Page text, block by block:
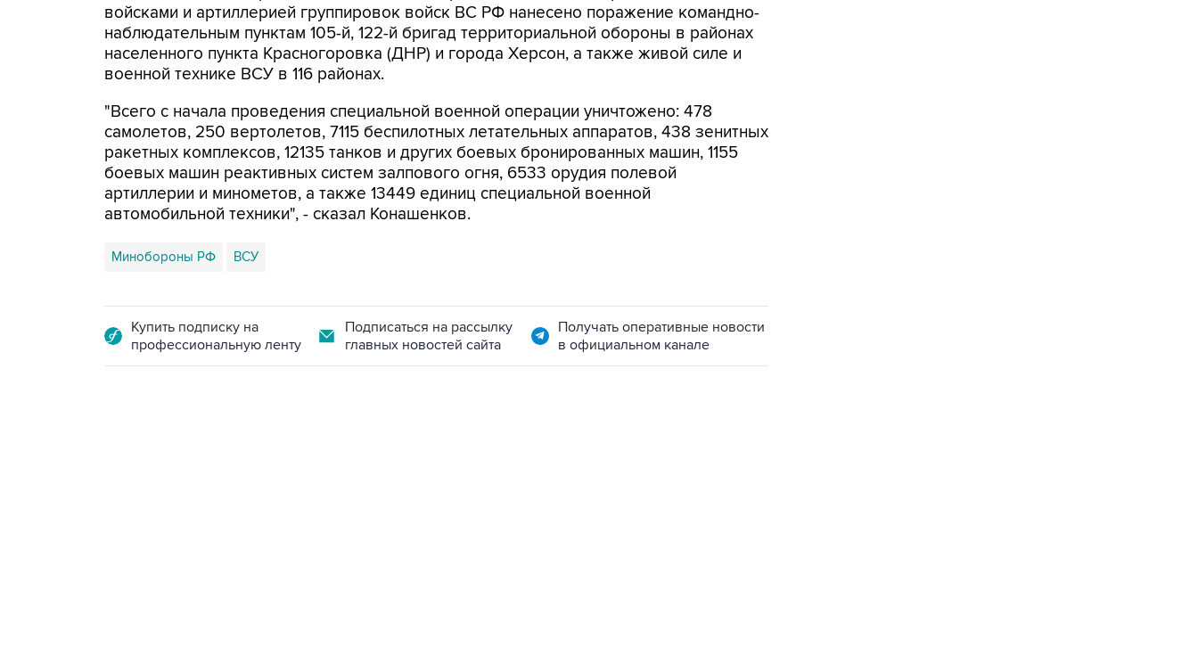
войсками и артиллерией группировок войск ВС РФ нанесено поражение командно-
наблюдательным пунктам 105-й, 122-й бригад территориальной обороны в районах
населенного пункта Красногоровка (ДНР) и города Херсон, а также живой силе и
военной технике ВСУ в 116 районах.
"Всего с начала проведения специальной военной операции уничтожено: 478
самолетов, 250 вертолетов, 7115 беспилотных летательных аппаратов, 438 зенитных
ракетных комплексов, 12135 танков и других боевых бронированных машин, 1155
боевых машин реактивных систем залпового огня, 6533 орудия полевой
артиллерии и минометов, а также 13449 единиц специальной военной
автомобильной техники", - сказал Конашенков.
Минобороны РФ ВСУ
Купить подписку на
профессиональную ленту
Подписаться на рассылку
главных новостей сайта
Получать оперативные новости
в официальном канале